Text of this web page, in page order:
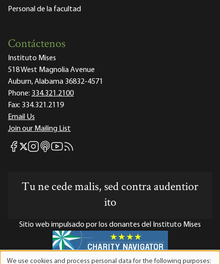
Personal de la facultad
Contáctenos
Instituto Mises
518 West Magnolia Avenue
Auburn, Alabama 36832-4571
Phone: 334.321.2100
Fax: 334.321.2119
Email Us
Join our Mailing List
Mises Facebook
Mises X
Mises Instagram
Mises itunes
Mises Youtube
Mises RSS feed
Tu ne cede malis, sed contra audentior
ito
Sitio web impulsado por los donantes del Instituto Mises
We use cookies and process personal data for the following purposes: